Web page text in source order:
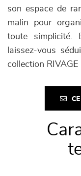
son espace de
malin pour
toute simplicité.
laissez-vous
collection RIVAGE